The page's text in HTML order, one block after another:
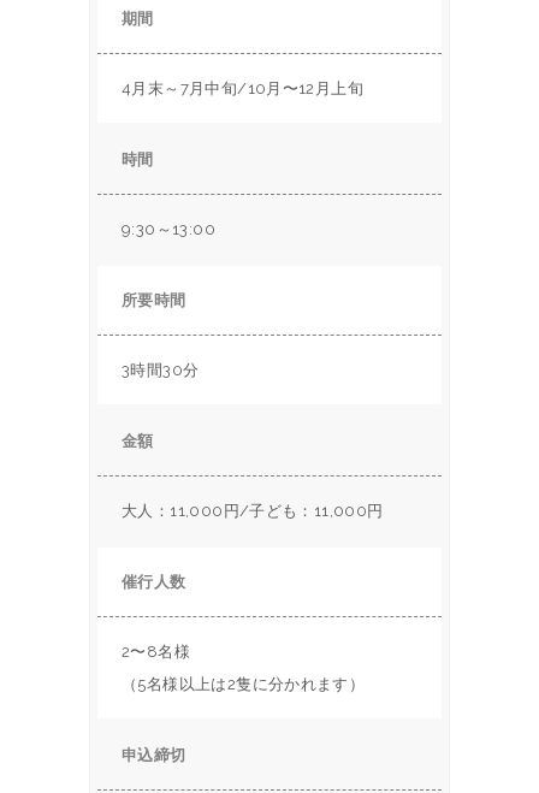
期間
4月末～7月中旬/10月〜12月上旬
時間
9:30～13:00
所要時間
3時間30分
金額
大人：11,000円/子ども：11,000円
催行人数
2〜8名様
（5名様以上は2隻に分かれます）
申込締切